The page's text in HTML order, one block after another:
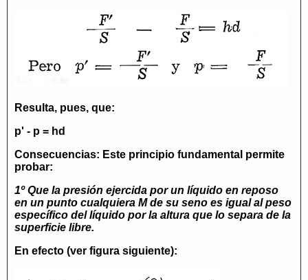
Resulta, pues, que:
p' - p = hd
Consecuencias: Este principio fundamental permite
probar:
1º Que la presión ejercida por un líquido en reposo
en un punto cualquiera Mde su seno es igual al peso
específico del líquido por la altura que lo separa de la
superficie libre.
En efecto (ver figura siguiente):